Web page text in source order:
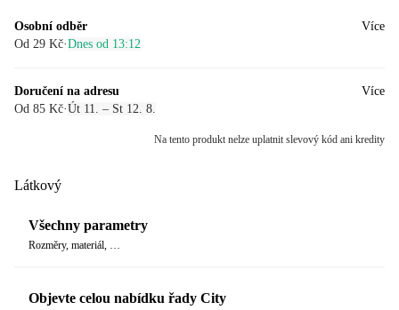
Osobní odběr
Od 29 Kč·Dnes od 13:12
Více
Doručení na adresu
Od 85 Kč·Út 11. – St 12. 8.
Více
Na tento produkt nelze uplatnit slevový kód ani kredity
Látkový
Všechny parametry
Rozměry, materiál, …
Objevte celou nabídku řady City